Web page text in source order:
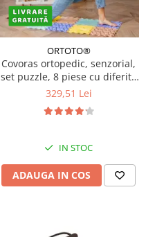
ORTOTO®
Covoras ortopedic, senzorial,
set puzzle, 8 piese cu diferite
texturi, Sensory&Calm Pastel
329,51 Lei
IN STOC
ADAUGA IN COS